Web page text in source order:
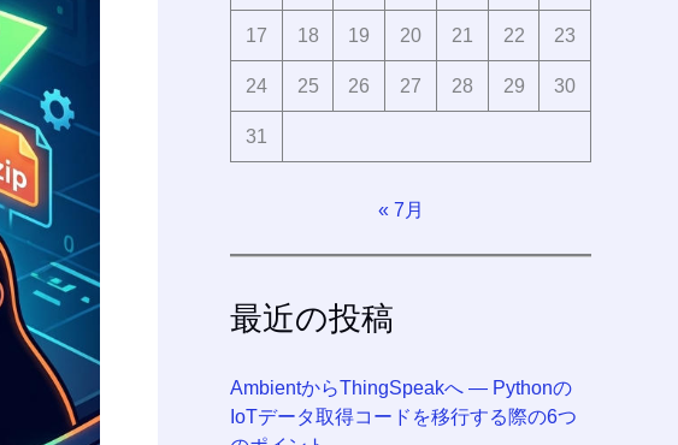
17 18 19 20 21 22 23
24 25 26 27 28 29 30
31
« 7月
最近の投稿
AmbientからThingSpeakへ ― Pythonの
IoTデータ取得コードを移行する際の6つ